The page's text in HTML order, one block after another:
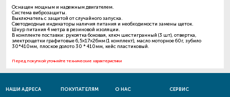
Оснащен мощным и надежным двигателем.
Система виброзащиты.
Выключатель с защитой от случайного запуска.
Светодиодные индикаторы наличия питания и необходимости замены щеток.
Шнур питания 4 метра в резиновой изоляции.
В комплекте поставки: рукоятка боковая, ключ шестигранный (3 шт), отвертка,
электрощетки графитовые 6,5×17×26мм (1 комплект), масло моторное 60г, зубило
30*410мм, плоское долото 30 * 410мм, кейс пластиковый.
Перед покупкой уточняйте технические характеристики
НАШИ АДРЕСА ПОКУПАТЕЛЯМ О НАС СЕРВИС